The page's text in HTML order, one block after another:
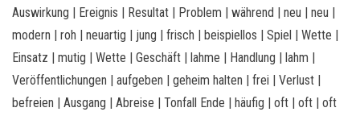
Auswirkung | Ereignis | Resultat | Problem | während | neu | neu |
modern | roh | neuartig | jung | frisch | beispiellos | Spiel | Wette |
Einsatz | mutig | Wette | Geschäft | lahme | Handlung | lahm |
Veröffentlichungen | aufgeben | geheim halten | frei | Verlust |
befreien | Ausgang | Abreise | Tonfall Ende | häufig | oft | oft | oft